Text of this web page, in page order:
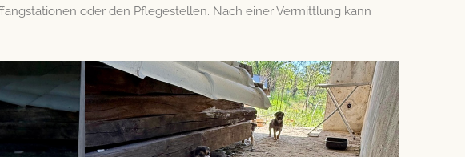
oder den Pflegestellen. Nach einer Vermittlung kann